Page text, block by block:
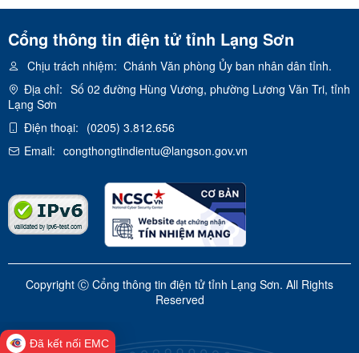
Cổng thông tin điện tử tỉnh Lạng Sơn
Chịu trách nhiệm: Chánh Văn phòng Ủy ban nhân dân tỉnh.
Địa chỉ: Số 02 đường Hùng Vương, phường Lương Văn Tri, tỉnh
Lạng Sơn
Điện thoại: (0205) 3.812.656
Email: congthongtindientu@langson.gov.vn
Copyright Ⓒ Cổng thông tin điện tử tỉnh Lạng Sơn. All Rights
Reserved
Đã kết nối EMC